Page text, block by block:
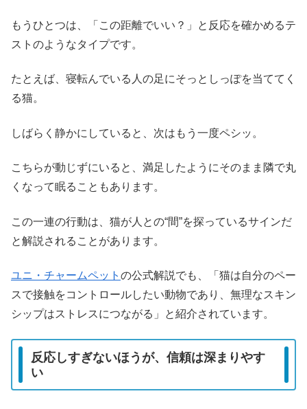
もうひとつは、「この距離でいい？」と反応を確かめるテ
ストのようなタイプです。
たとえば、寝転んでいる人の足にそっとしっぽを当ててく
る猫。
しばらく静かにしていると、次はもう一度ペシッ。
こちらが動じずにいると、満足したようにそのまま隣で丸
くなって眠ることもあります。
この一連の行動は、猫が人との“間”を探っているサインだ
と解説されることがあります。
ユニ・チャームペット の公式解説でも、「猫は自分のペー
スで接触をコントロールしたい動物であり、無理なスキン
シップはストレスにつながる」と紹介されています。
反応しすぎないほうが、信頼は深まりやす
い